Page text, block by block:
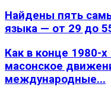
Найдены пять
языка — от 29 до
Как в конце 1980-
масонское
международные...